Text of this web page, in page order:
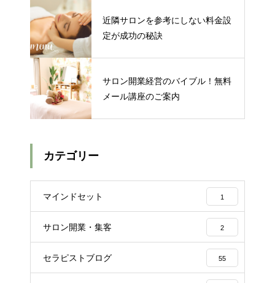
近隣サロンを参考にしない料金設
定が成功の秘訣
サロン開業経営のバイブル！無料
メール講座のご案内
カテゴリー
マインドセット 1
サロン開業・集客 2
セラピストブログ 55